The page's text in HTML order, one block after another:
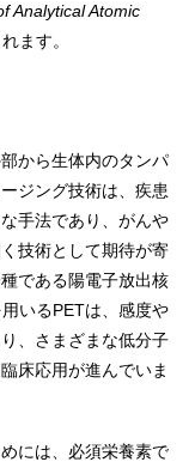
Analytical Atomic
ます。
から生体内のタンパ
ジング技術は、疾患
手法であり、がんや
技術として期待が寄
である陽電子放出核
いるPETは、感度や
、さまざまな低分子
床応用が進んでいま
には、必須栄養素で